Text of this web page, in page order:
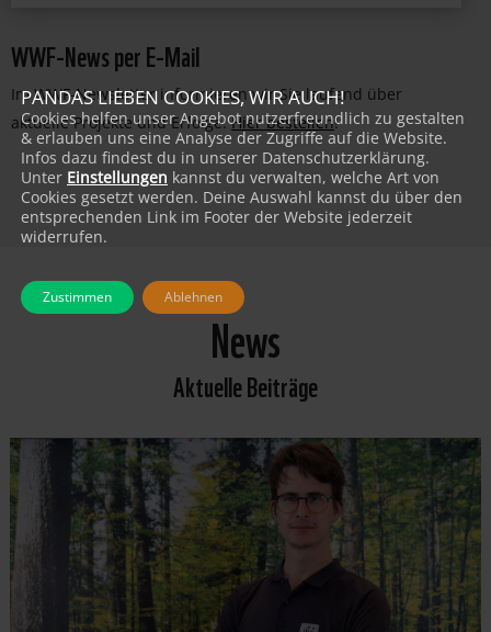
WWF-News per E-Mail
Im WWF-Newsletter informieren wir Sie laufend über
aktuelle Projekte und Erfolge:Hier bestellen!
News
Aktuelle Beiträge
PANDAS LIEBEN COOKIES, WIR AUCH!
Cookies helfen unser Angebot nutzerfreundlich zu gestalten
& erlauben uns eine Analyse der Zugriffe auf die Website.
Infos dazu findest du in unserer Datenschutzerklärung.
Unter Einstellungen kannst du verwalten, welche Art von
Cookies gesetzt werden. Deine Auswahl kannst du über den
entsprechenden Link im Footer der Website jederzeit
widerrufen.
Zustimmen Ablehnen